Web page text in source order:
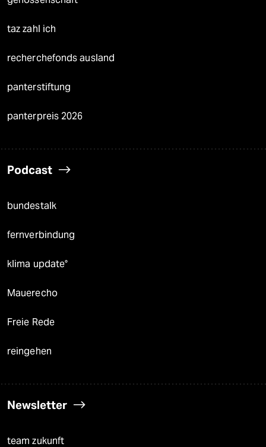
taz zahl ich
recherchefonds ausland
panterstiftung
panterpreis 2026
Podcast
bundestalk
fernverbindung
klima update°
Mauerecho
Freie Rede
reingehen
Newsletter
team zukunft